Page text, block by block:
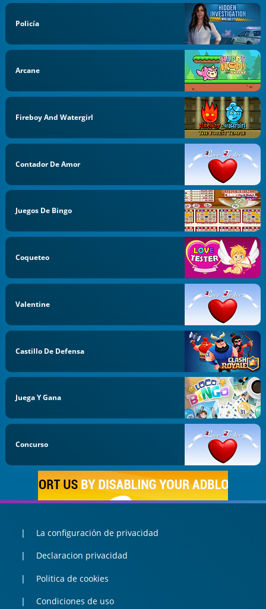
Policía
Arcane
Fireboy And Watergirl
Contador De Amor
Juegos De Bingo
Coqueteo
Valentine
Castillo De Defensa
Juega Y Gana
Concurso
La configuración de privacidad
Declaracion privacidad
Politica de cookies
Condiciones de uso